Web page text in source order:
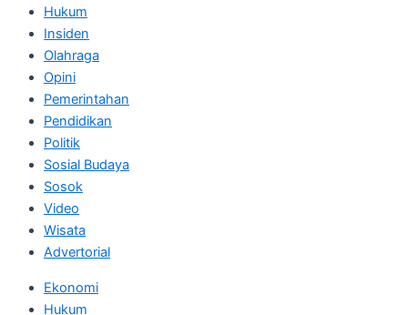
Hukum
Insiden
Olahraga
Opini
Pemerintahan
Pendidikan
Politik
Sosial Budaya
Sosok
Video
Wisata
Advertorial
Ekonomi
Hukum